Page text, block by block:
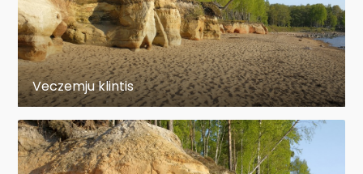
Veczemju klintis